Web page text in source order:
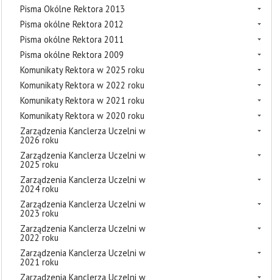
Pisma Okólne Rektora 2013
Pisma okólne Rektora 2012
Pisma okólne Rektora 2011
Pisma okólne Rektora 2009
Komunikaty Rektora w 2025 roku
Komunikaty Rektora w 2022 roku
Komunikaty Rektora w 2021 roku
Komunikaty Rektora w 2020 roku
Zarządzenia Kanclerza Uczelni w
2026 roku
Zarządzenia Kanclerza Uczelni w
2025 roku
Zarządzenia Kanclerza Uczelni w
2024 roku
Zarządzenia Kanclerza Uczelni w
2023 roku
Zarządzenia Kanclerza Uczelni w
2022 roku
Zarządzenia Kanclerza Uczelni w
2021 roku
Zarządzenia Kanclerza Uczelni w